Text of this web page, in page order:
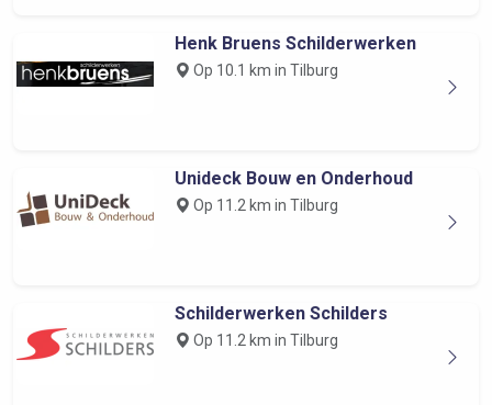
Henk Bruens Schilderwerken
Op 10.1 km in Tilburg
Unideck Bouw en Onderhoud
Op 11.2 km in Tilburg
Schilderwerken Schilders
Op 11.2 km in Tilburg